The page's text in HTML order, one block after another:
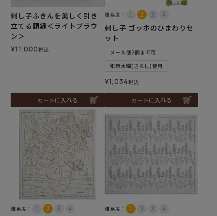
刺し子ふきんを美しく引き
立てる額縁＜ライトブラウ
ン＞
¥11,000税込
カートに入れる
難易度：
刺し子 ゴッホのひまわりセ
ット
メール便2個まで可
和泉木綿(さらし)使用
¥1,034税込
カートに入れる
難易度： 難易度：